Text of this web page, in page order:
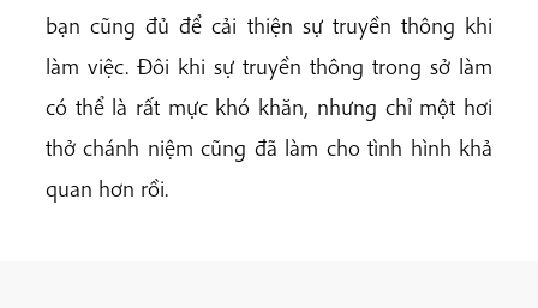
bạn cũng đủ để cải thiện sự truyền thông khi
làm việc. Đôi khi sự truyền thông trong sở làm
có thể là rất mực khó khăn, nhưng chỉ một hơi
thở chánh niệm cũng đã làm cho tình hình khả
quan hơn rồi.